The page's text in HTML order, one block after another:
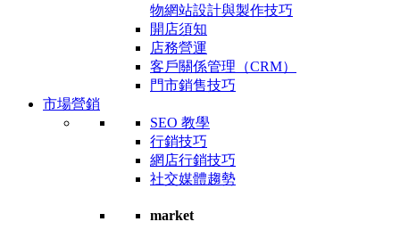
物網站設計與製作技巧
開店須知
店務營運
客戶關係管理（CRM）
門市銷售技巧
市場營銷
SEO 教學
行銷技巧
網店行銷技巧
社交媒體趨勢
market